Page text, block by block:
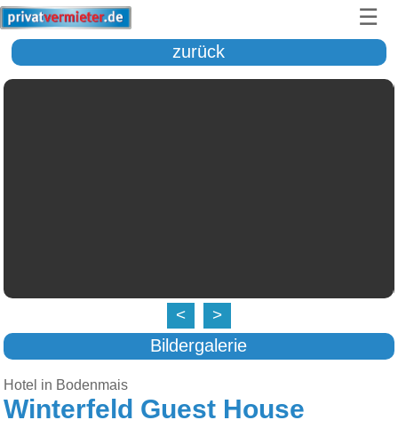
☰
zurück
< >
Bildergalerie
Hotel in Bodenmais
Winterfeld Guest House